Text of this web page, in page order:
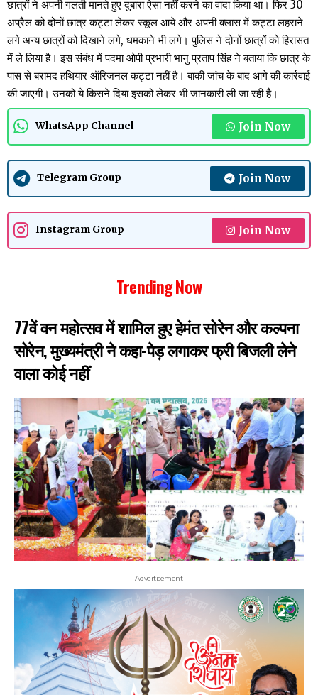
छात्रों ने अपनी गलती मानते हुए दुबारा ऐसा नहीं करने का वादा किया था। फिर 30
अप्रैल को दोनों छात्र कट्टा लेकर स्कूल आये और अपनी क्लास में कट्टा लहराने
लगे अन्य छात्रों को दिखाने लगे, धमकाने भी लगे। पुलिस ने दोनों छात्रों को हिरासत
में ले लिया है। इस संबंध में पदमा ओपी प्रभारी भानु प्रताप सिंह ने बताया कि छात्र के
पास से बरामद हथियार ऑरिजनल कट्टा नहीं है। बाकी जांच के बाद आगे की कार्रवाई
की जाएगी। उनको ये किसने दिया इसको लेकर भी जानकारी ली जा रही है।
WhatsApp Channel Join Now
Telegram Group Join Now
Instagram Group Join Now
Trending Now
77वें वन महोत्सव में शामिल हुए हेमंत सोरेन और कल्पना
सोरेन, मुख्यमंत्री ने कहा-पेड़ लगाकर फ्री बिजली लेने
वाला कोई नहीं
- Advertisement -